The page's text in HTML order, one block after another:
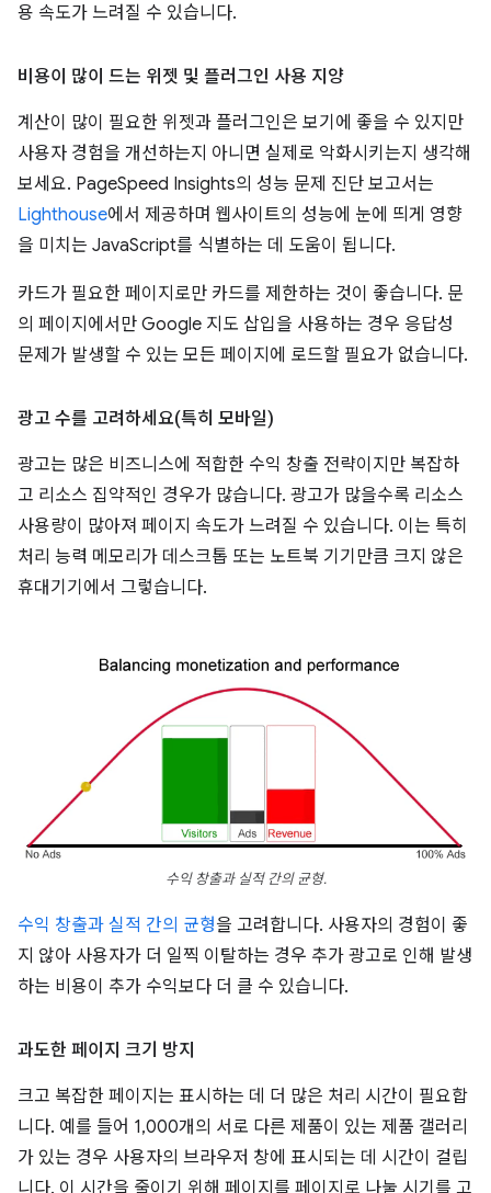
용 속도가 느려질 수 있습니다.
비용이 많이 드는 위젯 및 플러그인 사용 지양
계산이 많이 필요한 위젯과 플러그인은 보기에 좋을 수 있지만
사용자 경험을 개선하는지 아니면 실제로 악화시키는지 생각해
보세요. PageSpeed Insights의 성능 문제 진단 보고서는
Lighthouse에서 제공하며 웹사이트의 성능에 눈에 띄게 영향
을 미치는 JavaScript를 식별하는 데 도움이 됩니다.
카드가 필요한 페이지로만 카드를 제한하는 것이 좋습니다. 문
의 페이지에서만 Google 지도 삽입을 사용하는 경우 응답성
문제가 발생할 수 있는 모든 페이지에 로드할 필요가 없습니다.
광고 수를 고려하세요(특히 모바일)
광고는 많은 비즈니스에 적합한 수익 창출 전략이지만 복잡하
고 리소스 집약적인 경우가 많습니다. 광고가 많을수록 리소스
사용량이 많아져 페이지 속도가 느려질 수 있습니다. 이는 특히
처리 능력 메모리가 데스크톱 또는 노트북 기기만큼 크지 않은
휴대기기에서 그렇습니다.
수익 창출과 실적 간의 균형.
수익 창출과 실적 간의 균형을 고려합니다. 사용자의 경험이 좋
지 않아 사용자가 더 일찍 이탈하는 경우 추가 광고로 인해 발생
하는 비용이 추가 수익보다 더 클 수 있습니다.
과도한 페이지 크기 방지
크고 복잡한 페이지는 표시하는 데 더 많은 처리 시간이 필요합
니다. 예를 들어 1,000개의 서로 다른 제품이 있는 제품 갤러리
가 있는 경우 사용자의 브라우저 창에 표시되는 데 시간이 걸립
니다. 이 시간을 줄이기 위해 페이지를 페이지로 나눌 시기를 고